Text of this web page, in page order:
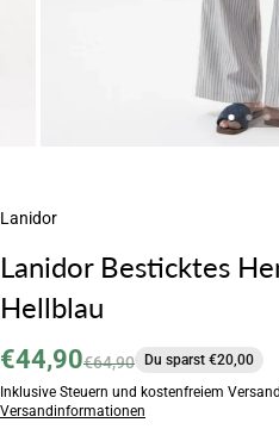
Lanidor
Lanidor Besticktes
Hellblau
€44,90€64,90
Du sparst €20,00
Inklusive Steuern und kostenfreiem
Versandinformationen